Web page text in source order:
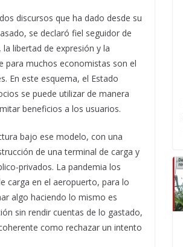
discursos que ha dado desde su
se declaró fiel seguidor de
libertad de expresión y la
para muchos economistas son el
En este esquema, el Estado
se puede utilizar de manera
beneficios a los usuarios.
bajo ese modelo, con una
de una terminal de carga y
privados. La pandemia los
carga en el aeropuerto, para lo
algo haciendo lo mismo es
sin rendir cuentas de lo gastado,
como rechazar un intento